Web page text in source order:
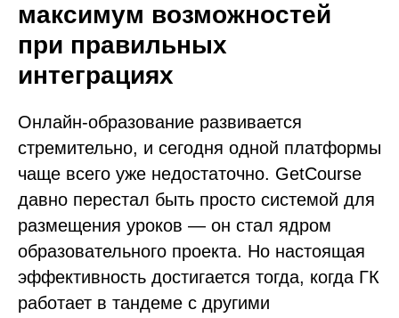
максимум возможностей
при правильных
интеграциях
Онлайн-образование развивается
стремительно, и сегодня одной платформы
чаще всего уже недостаточно. GetCourse
давно перестал быть просто системой для
размещения уроков — он стал ядром
образовательного проекта. Но настоящая
эффективность достигается тогда, когда ГК
работает в тандеме с другими